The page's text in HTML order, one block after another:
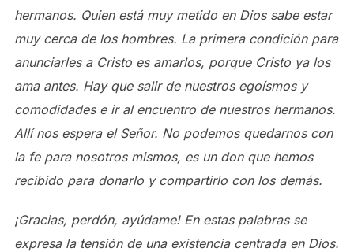
hermanos. Quien está muy metido en Dios sabe estar
muy cerca de los hombres. La primera condición para
anunciarles a Cristo es amarlos, porque Cristo ya los
ama antes. Hay que salir de nuestros egoísmos y
comodidades e ir al encuentro de nuestros hermanos.
Allí nos espera el Señor. No podemos quedarnos con
la fe para nosotros mismos, es un don que hemos
recibido para donarlo y compartirlo con los demás.
¡Gracias, perdón, ayúdame! En estas palabras se
expresa la tensión de una existencia centrada en Dios.